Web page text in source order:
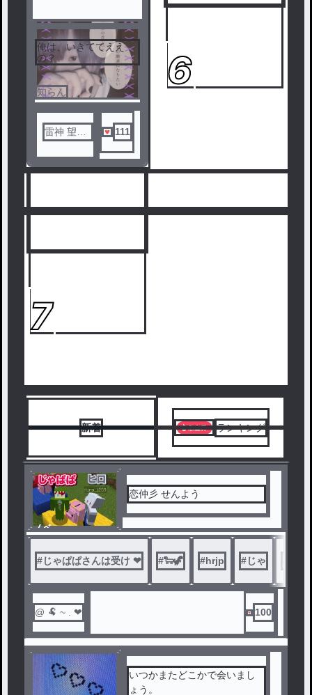
5 6
俺は、いきててええ
の？
知らん
雷神 望霧
弁)
111
7
新着 ランキング
ノベ
ル
恋仲彡 せんよう
#じゃぱぱさんは受け ❤︎ #🐑🦖 #hrjp #じゃ
@ 🐏 ~ . ❤︎ 100
いつかまたどこかで会いまし
ょう。